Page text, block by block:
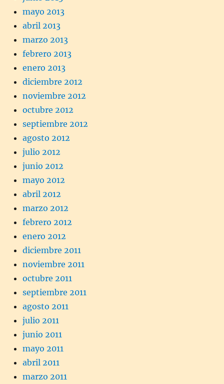
mayo 2013
abril 2013
marzo 2013
febrero 2013
enero 2013
diciembre 2012
noviembre 2012
octubre 2012
septiembre 2012
agosto 2012
julio 2012
junio 2012
mayo 2012
abril 2012
marzo 2012
febrero 2012
enero 2012
diciembre 2011
noviembre 2011
octubre 2011
septiembre 2011
agosto 2011
julio 2011
junio 2011
mayo 2011
abril 2011
marzo 2011